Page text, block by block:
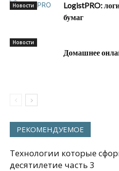
Новости
LogistPRO:
бумаг
Новости
Домашнее
РЕКОМЕНДУЕМОЕ
Технологии которые
десятилетие часть 3